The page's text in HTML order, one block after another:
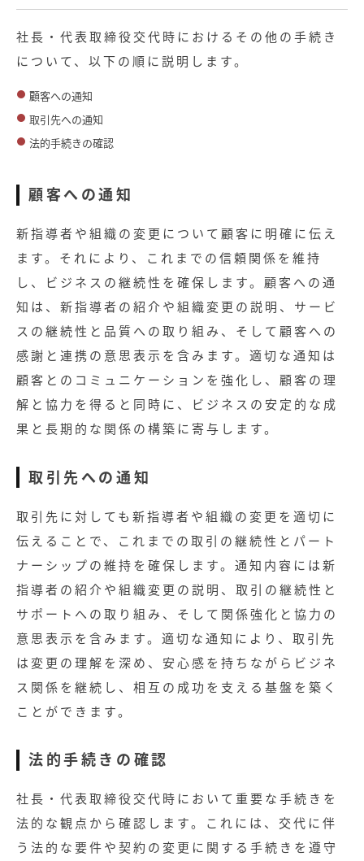
社長・代表取締役交代時におけるその他の手続き
について、以下の順に説明します。
顧客への通知
取引先への通知
法的手続きの確認
顧客への通知
新指導者や組織の変更について顧客に明確に伝え
ます。それにより、これまでの信頼関係を維持
し、ビジネスの継続性を確保します。顧客への通
知は、新指導者の紹介や組織変更の説明、サービ
スの継続性と品質への取り組み、そして顧客への
感謝と連携の意思表示を含みます。適切な通知は
顧客とのコミュニケーションを強化し、顧客の理
解と協力を得ると同時に、ビジネスの安定的な成
果と長期的な関係の構築に寄与します。
取引先への通知
取引先に対しても新指導者や組織の変更を適切に
伝えることで、これまでの取引の継続性とパート
ナーシップの維持を確保します。通知内容には新
指導者の紹介や組織変更の説明、取引の継続性と
サポートへの取り組み、そして関係強化と協力の
意思表示を含みます。適切な通知により、取引先
は変更の理解を深め、安心感を持ちながらビジネ
ス関係を継続し、相互の成功を支える基盤を築く
ことができます。
法的手続きの確認
社長・代表取締役交代時において重要な手続きを
法的な観点から確認します。これには、交代に伴
う法的な要件や契約の変更に関する手続きを遵守